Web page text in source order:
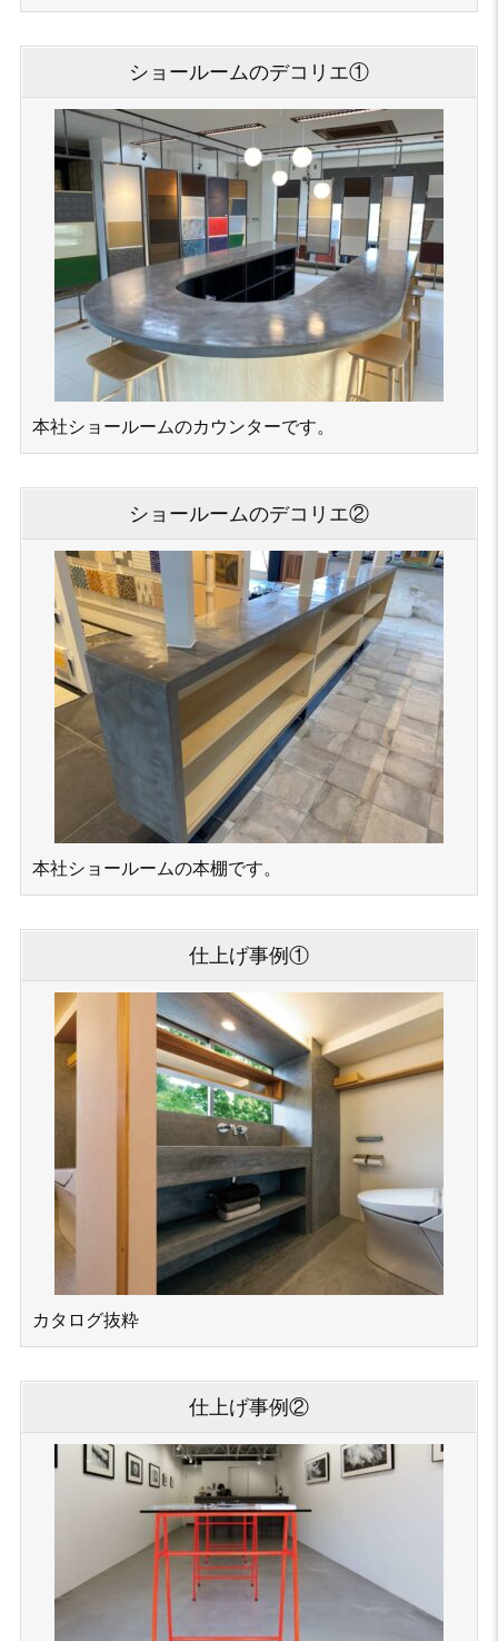
ショールームのデコリエ①
本社ショールームのカウンターです。
ショールームのデコリエ②
本社ショールームの本棚です。
仕上げ事例①
カタログ抜粋
仕上げ事例②